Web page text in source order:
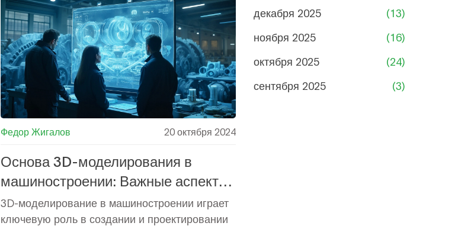
качества и его влияние на производственные
процессы. Обсуждаются методы улучшения
контроля качества и важность интеграции
новых технологий.
Федор Жигалов 20 октября 2024
Основа 3D-моделирования в
машиностроении: Важные аспекты
и методы
3D-моделирование в машиностроении играет
ключевую роль в создании и проектировании
декабря 2025
(13)
ноября 2025
(16)
октября 2025
(24)
сентября 2025
(3)